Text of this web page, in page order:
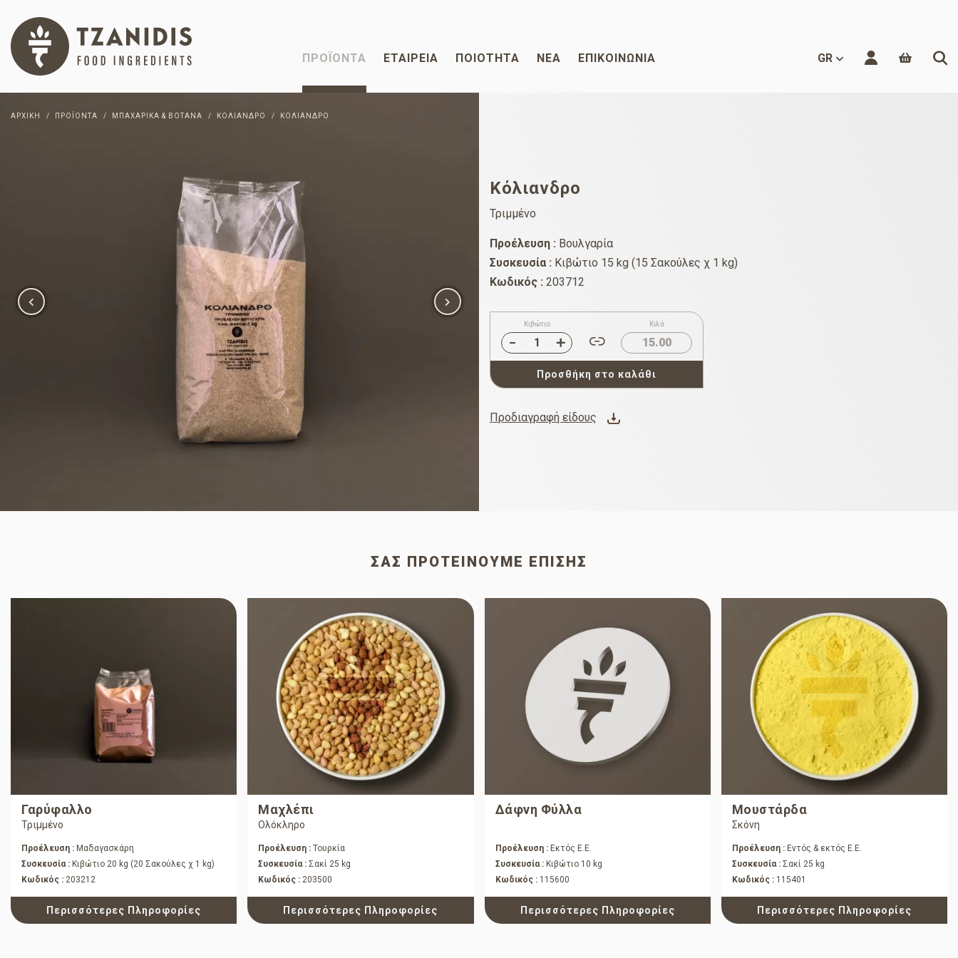
ΠΡΟΪΌΝΤΑ ΕΤΑΙΡΕΊΑ ΠΟΙΌΤΗΤΑ ΝΈΑ ΕΠΙΚΟΙΝΩΝΊΑ GR
ΑΡΧΙΚΉ ΠΡΟΪΌΝΤΑ ΜΠΑΧΑΡΙΚΆ & ΒΌΤΑΝΑ ΚΌΛΙΑΝΔΡΟ ΚΌΛΙΑΝΔΡΟ
Κόλιανδρο
Τριμμένο
Προέλευση : Βουλγαρία
Συσκευσία : Κιβώτιο 15 kg (15 Σακούλες χ 1 kg)
Κωδικός : 203712
Κιβώτιο Κιλά
15.00
Προσθήκη στο καλάθι
Προδιαγραφή είδους
ΣΑΣ ΠΡΟΤΕΊΝΟΥΜΕ ΕΠΊΣΗΣ
Γαρύφαλλο
Τριμμένο
Προέλευση : Μαδαγασκάρη
Συσκευσία : Κιβώτιο 20 kg (20 Σακούλες χ 1 kg)
Κωδικός : 203212
Περισσότερες Πληροφορίες
Μαχλέπι
Ολόκληρο
Προέλευση : Τουρκία
Συσκευσία : Σακί 25 kg
Κωδικός : 203500
Περισσότερες Πληροφορίες
Δάφνη Φύλλα
Προέλευση :Εκτός Ε.Ε.
Συσκευσία :Κιβώτιο 10 kg
Κωδικός :115600
Περισσότερες Πληροφορίες
Μουστάρδα
Σκόνη
Προέλευση :Εντός & εκτός Ε.Ε.
Συσκευσία :Σακί 25 kg
Κωδικός :115401
Περισσότερες Πληροφορίες